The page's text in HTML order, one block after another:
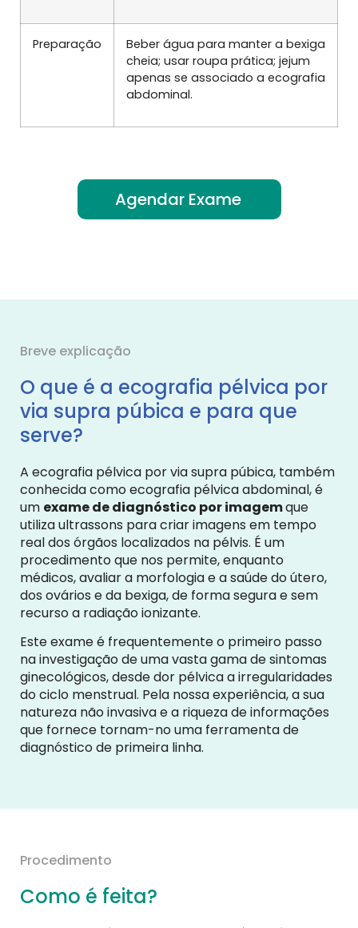
Preparação
Beber água para manter a bexiga
cheia; usar roupa prática; jejum
apenas se associado a ecografia
abdominal.
Agendar Exame
Breve explicação
O que é a ecografia pélvica por
via supra púbica e para que
serve?
A ecografia pélvica por via supra púbica, também
conhecida como ecografia pélvica abdominal, é
um exame de diagnóstico por imagemque
utiliza ultrassons para criar imagens em tempo
real dos órgãos localizados na pélvis. É um
procedimento que nos permite, enquanto
médicos, avaliar a morfologia e a saúde do útero,
dos ovários e da bexiga, de forma segura e sem
recurso a radiação ionizante.
Este exame é frequentemente o primeiro passo
na investigação de uma vasta gama de sintomas
ginecológicos, desde dor pélvica a irregularidades
do ciclo menstrual. Pela nossa experiência, a sua
natureza não invasiva e a riqueza de informações
que fornece tornam-no uma ferramenta de
diagnóstico de primeira linha.
Procedimento
Como é feita?